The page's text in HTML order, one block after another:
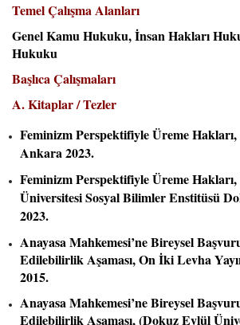
Temel Çalışma Alanları
Genel Kamu Hukuku, İnsan Hakları
Hukuku
Başlıca Çalışmaları
A. Kitaplar / Tezler
Feminizm Perspektifiyle Üreme Hakları,
Ankara 2023.
Feminizm Perspektifiyle Üreme
Üniversitesi Sosyal Bilimler Enstitüsü
2023.
Anayasa Mahkemesi’ne Bireysel
Edilebilirlik Aşaması, On İki Levha
2015.
Anayasa Mahkemesi’ne Bireysel
Edilebilirlik Aşaması, (Dokuz Eylül